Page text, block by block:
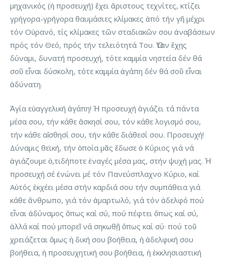
μηχανικός (ἡ προσευχή) ἔχει ἄριστους τεχνίτες, κτίζει
γρήγορα-γρήγορα θαυμάσιες κλίμακες ἀπό τήν γῆ μέχρι
τόν Οὐρανό, τίς κλίμακες τῶν σταδιακῶν σου ἀναβάσεων
πρός τόν Θεό, πρός τήν τελειότητά Του. Ὅταν ἔχῃς
δύναμι, δυνατή προσευχή, τότε καμμία νηστεία δέν θά
σοῦ εἶναι δύσκολη, τότε καμμία ἀγάπη δέν θά σοῦ εἶναι
ἀδύνατη.
Ἁγία εὐαγγελική ἀγάπη! Ἡ προσευχή ἁγιάζει τά πάντα
μέσα σου, τήν κάθε ἄσκησί σου, τόν κάθε λογισμό σου,
τήν κάθε αἴσθησί σου, τήν κάθε διάθεσί σου. Προσευχή!
Δύναμις θεϊκή, τήν ὁποία μᾶς ἔδωσε ὁ Κύριος γιά νά
ἁγιάζουμε ὁ,τιδήποτε ἐναγές μέσα μας, στήν ψυχή μας. Ἡ
προσευχή σέ ἑνώνει μέ τόν Πανεύσπλαχνο Κύριο, καί
Αὐτός ἐκχέει μέσα στήν καρδιά σου τήν συμπάθεια γιά
κάθε ἄνθρωπο, γιά τόν ἁμαρτωλό, γιά τόν ἀδελφό πού
εἶναι ἀδύναμος ὅπως καί σύ, πού πέφτει ὅπως καί σύ,
ἀλλά καί πού μπορεῖ νά σηκωθῇ ὅπως καί σύ· πού τοῦ
χρειάζεται ὅμως ἡ δική σου βοήθεια, ἡ ἀδελφική σου
βοήθεια, ἡ προσευχητική σου βοήθεια, ἡ ἐκκλησιαστική